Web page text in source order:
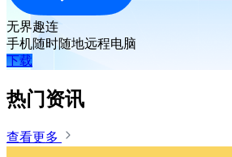
无界趣连
手机随时随地远程电脑
下载
热门资讯
查看更多